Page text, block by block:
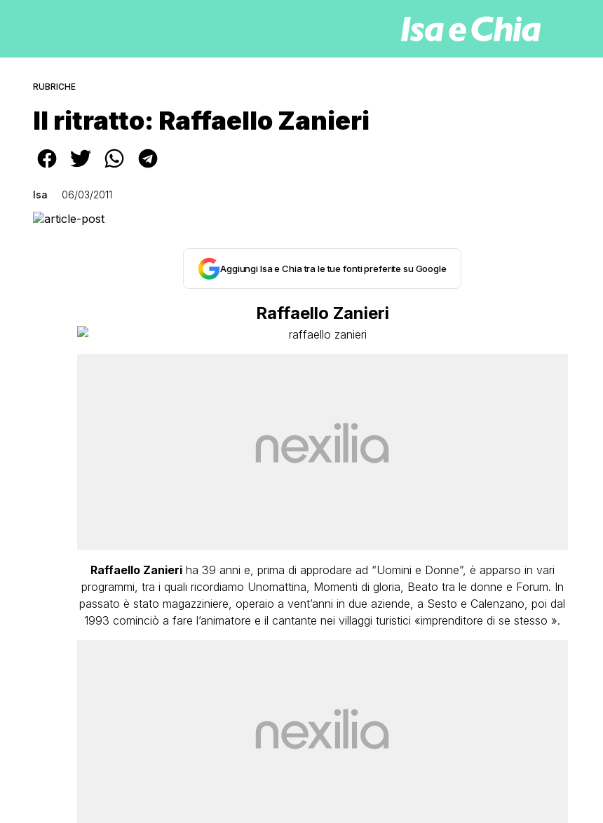
RUBRICHE
Il ritratto: Raffaello Zanieri
Isa 06/03/2011
Aggiungi Isa e Chia tra le tue fonti preferite su Google
Raffaello Zanieri
Raffaello Zanieriha 39 anni e, prima di approdare ad “Uomini e Donne”, è apparso in vari
programmi, tra i quali ricordiamo Unomattina, Momenti di gloria, Beato tra le donne e Forum. In
passato è stato magazziniere, operaio a vent’anni in due aziende, a Sesto e Calenzano, poi dal
1993 cominciò a fare l’animatore e il cantante nei villaggi turistici «imprenditore di se stesso ».